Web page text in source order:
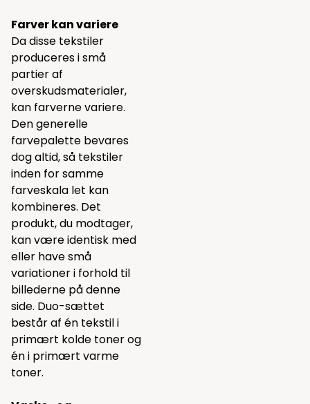
Farver kan variere
Da disse tekstiler
produceres i små
partier af
overskudsmaterialer,
kan farverne variere.
Den generelle
farvepalette bevares
dog altid, så tekstiler
inden for samme
farveskala let kan
kombineres. Det
produkt, du modtager,
kan være identisk med
eller have små
variationer i forhold til
billederne på denne
side. Duo-sættet
består af én tekstil i
primært kolde toner og
én i primært varme
toner.